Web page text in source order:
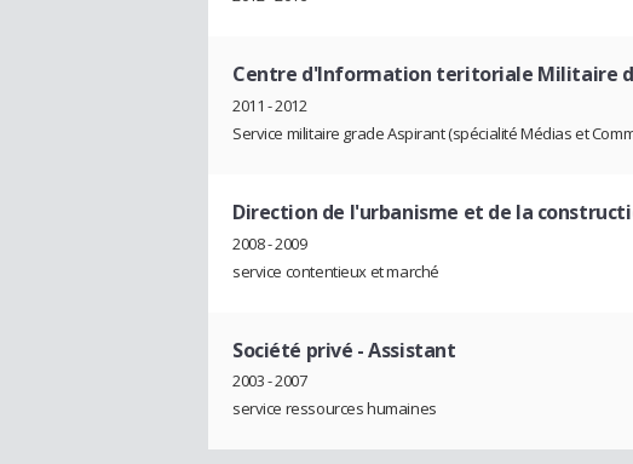
Centre d'Information teritoriale Militaire
2011 - 2012
Service militaire grade Aspirant (spécialité Médias et
Direction de l'urbanisme et de la
2008 - 2009
service contentieux et marché
Société privé - Assistant
2003 - 2007
service ressources humaines